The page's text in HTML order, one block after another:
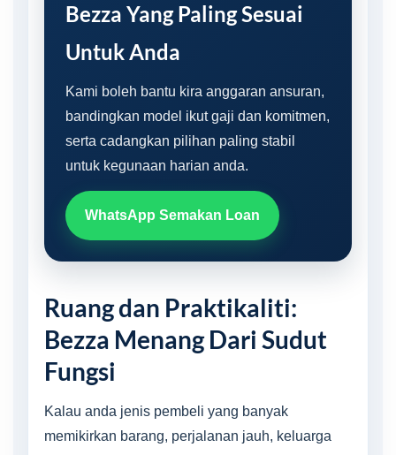
Bezza Yang Paling Sesuai
Untuk Anda
Kami boleh bantu kira anggaran ansuran,
bandingkan model ikut gaji dan komitmen,
serta cadangkan pilihan paling stabil
untuk kegunaan harian anda.
WhatsApp Semakan Loan
Ruang dan Praktikaliti:
Bezza Menang Dari Sudut
Fungsi
Kalau anda jenis pembeli yang banyak
memikirkan barang, perjalanan jauh, keluarga